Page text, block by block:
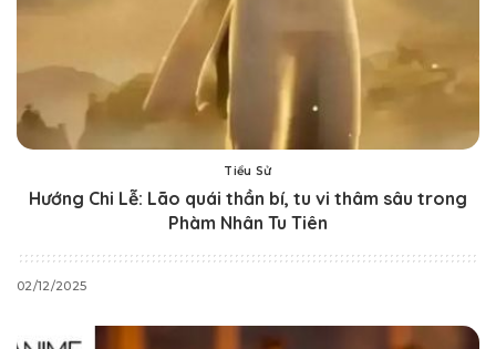
Tiểu Sử
Hướng Chi Lễ: Lão quái thần bí, tu vi thâm sâu trong
Phàm Nhân Tu Tiên
02/12/2025